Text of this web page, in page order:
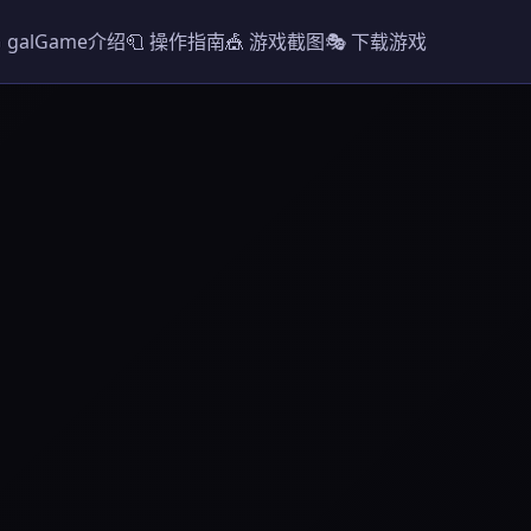
galGame介绍🧻 操作指南🎪 游戏截图🎭 下载游戏